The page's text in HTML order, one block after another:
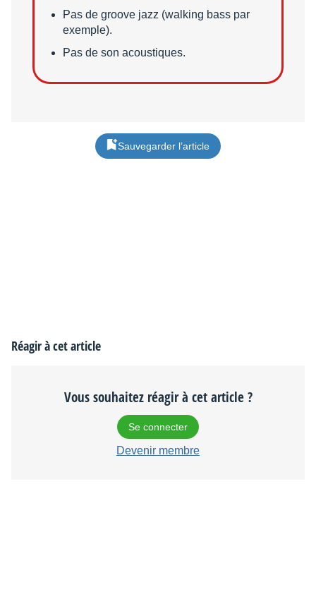
Pas de groove jazz (walking bass par
exemple).
Pas de son acoustiques.
Sauvegarder l’article
Réagir à cet article
Vous souhaitez réagir à cet article ?
Se connecter
Devenir membre